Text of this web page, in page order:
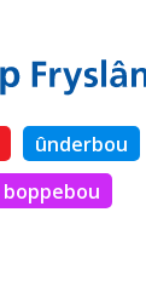
ûnderbou
boppebou